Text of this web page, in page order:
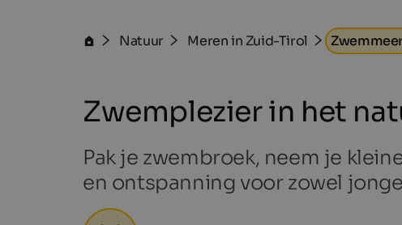
Natuur Meren in Zuid-Tirol
Zwemplezier in het
Pak je zwembroek, neem je
en ontspanning voor zowel